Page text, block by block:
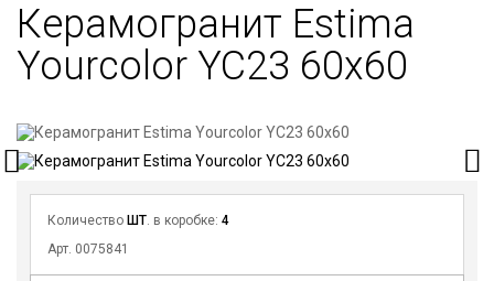
Керамогранит Estima​
Yourcolor YC23 60x60
Количество ШТ. в коробке: 4
Арт. 0075841